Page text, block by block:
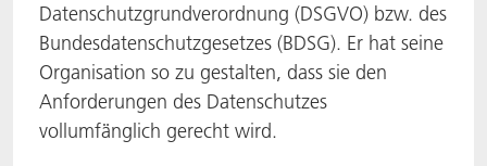
Datenschutzgrundverordnung (DSGVO) bzw. des
Bundesdatenschutzgesetzes (BDSG). Er hat seine
Organisation so zu gestalten, dass sie den
Anforderungen des Datenschutzes
vollumfänglich gerecht wird.